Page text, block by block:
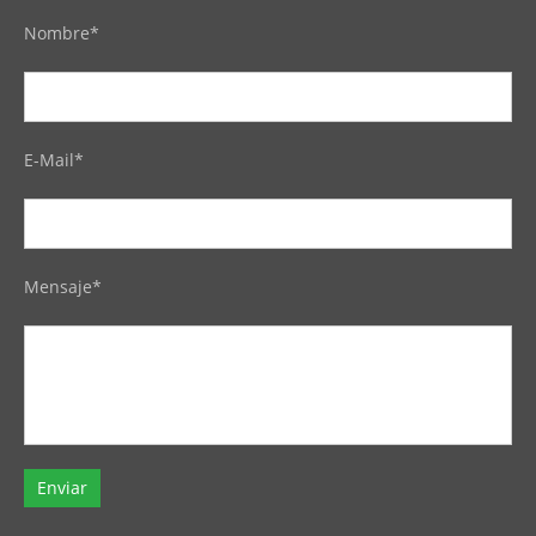
Nombre*
E-Mail*
Mensaje*